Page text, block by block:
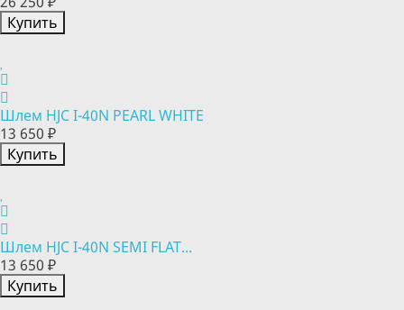
Купить
Шлем HJC I-40N PEARL WHITE
13 650 ₽
Купить
Шлем HJC I-40N SEMI FLAT...
13 650 ₽
Купить